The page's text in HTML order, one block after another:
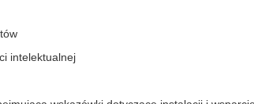
intelektualnej